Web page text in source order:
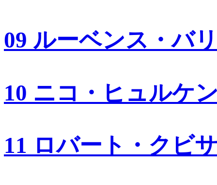
09 ルーベンス・バ
10 ニコ・ヒュルケ
11 ロバート・クビ